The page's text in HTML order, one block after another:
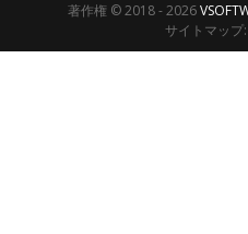
著作権 © 2018 - 2026
サイトマップ: